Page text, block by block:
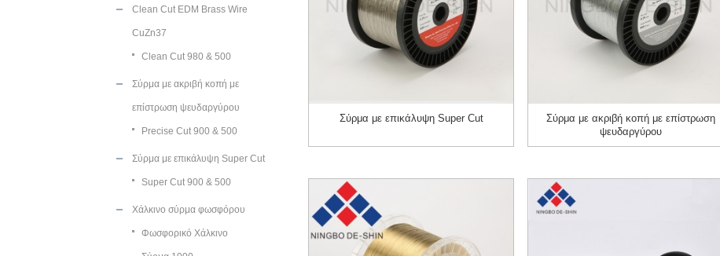
Clean Cut EDM Brass Wire
CuZn37
Clean Cut 980 & 500
Σύρμα με ακριβή κοπή με
επίστρωση ψευδαργύρου
Precise Cut 900 & 500
Σύρμα με επικάλυψη Super Cut
Super Cut 900 & 500
Χάλκινο σύρμα φωσφόρου
Φωσφορικό Χάλκινο
Σύρμα με επικάλυψη Super Cut
Σύρμα με ακριβή κοπή με επίστρωση
ψευδαργύρου